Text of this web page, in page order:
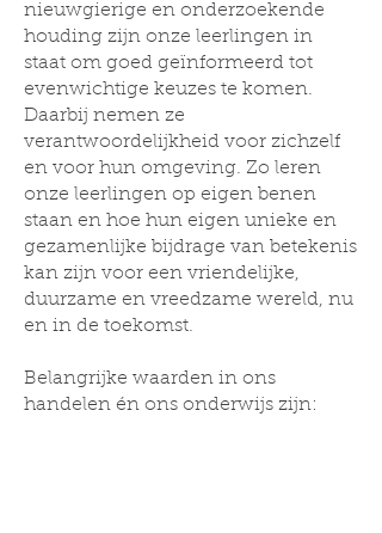
nieuwgierige en onderzoekende
houding zijn onze leerlingen in
staat om goed geïnformeerd tot
evenwichtige keuzes te komen.
Daarbij nemen ze
verantwoordelijkheid voor zichzelf
en voor hun omgeving. Zo leren
onze leerlingen op eigen benen
staan en hoe hun eigen unieke en
gezamenlijke bijdrage van betekenis
kan zijn voor een vriendelijke,
duurzame en vreedzame wereld, nu
en in de toekomst.
Belangrijke waarden in ons
handelen én ons onderwijs zijn: